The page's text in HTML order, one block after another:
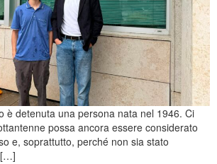
è detenuta una persona nata nel 1946. Ci
possa ancora essere considerato
e, soprattutto, perché non sia stato
[…]